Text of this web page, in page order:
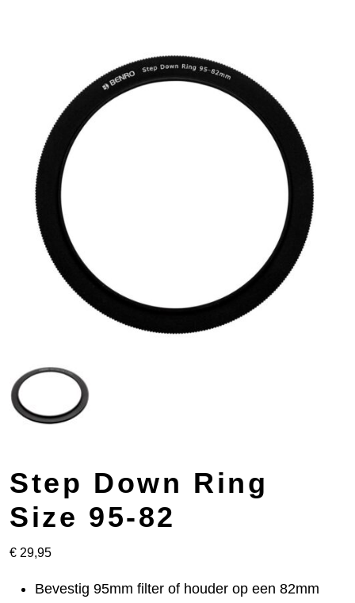
Step Down Ring
Size 95-82
€ 29,95
Bevestig 95mm filter of houder op een 82mm